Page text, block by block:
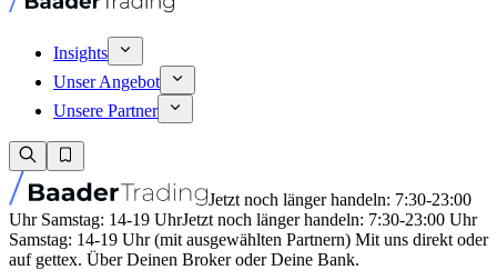
Insights
Unser Angebot
Unsere Partner
Jetzt noch länger handeln: 7:30-23:00
Uhr Samstag: 14-19 UhrJetzt noch länger handeln: 7:30-23:00 Uhr
Samstag: 14-19 Uhr (mit ausgewählten Partnern) Mit uns direkt oder
auf gettex. Über Deinen Broker oder Deine Bank.